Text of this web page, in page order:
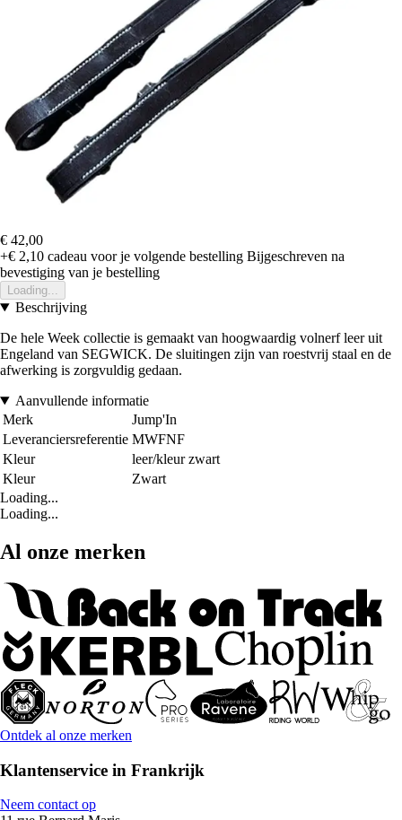
€ 42,00
+€ 2,10 cadeau voor je volgende bestelling Bijgeschreven na
bevestiging van je bestelling
Loading...
Beschrijving
De hele Week collectie is gemaakt van hoogwaardig volnerf leer uit
Engeland van SEGWICK. De sluitingen zijn van roestvrij staal en de
afwerking is zorgvuldig gedaan.
Aanvullende informatie
Merk
Jump'In
Leveranciersreferentie MWFNF
Kleur
leer/kleur zwart
Kleur
Zwart
Loading...
Loading...
Al onze merken
Ontdek al onze merken
Klantenservice in Frankrijk
Neem contact op